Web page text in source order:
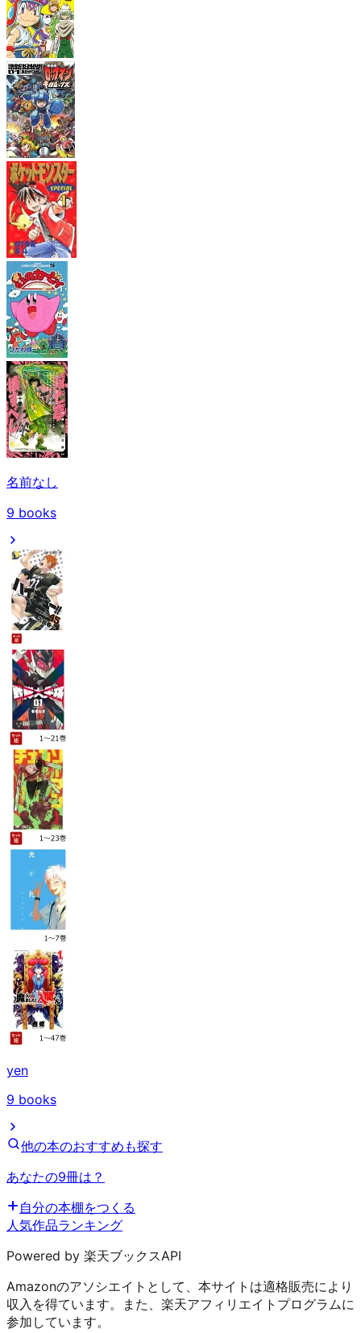
名前なし
9 books
yen
9 books
他の本のおすすめも探す
あなたの9冊は？
自分の本棚をつくる
人気作品ランキング
Powered by 楽天ブックスAPI
Amazonのアソシエイトとして、本サイトは適格販売により
収入を得ています。また、楽天アフィリエイトプログラムに
参加しています。